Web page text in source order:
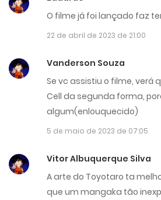
O filme já foi lançado faz
22 de abril de 2023 de 21:00
Vanderson Souza
Se vc assistiu o filme, verá
Cell da segunda forma,
algum(enlouquecido)
5 de maio de 2023 de 07:05
Vitor Albuquerque Silva
A arte do Toyotaro ta
que um mangaka tão